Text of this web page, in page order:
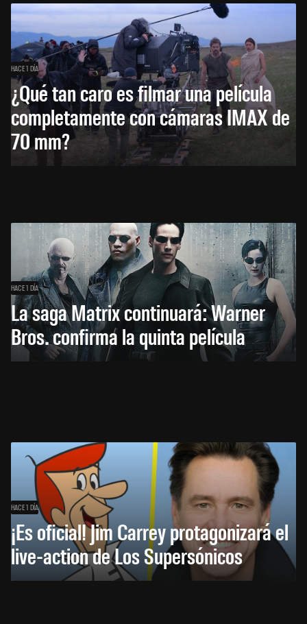
HACE 1 DÍA
¿Qué tan caro es filmar una película
completamente con cámaras IMAX de
70 mm?
HACE 1 DÍA
La saga Matrix continuará: Warner
Bros. confirma la quinta película
HACE 1 DÍA
¡Es oficial! Jim Carrey protagonizará el
live-action de Los Supersónicos